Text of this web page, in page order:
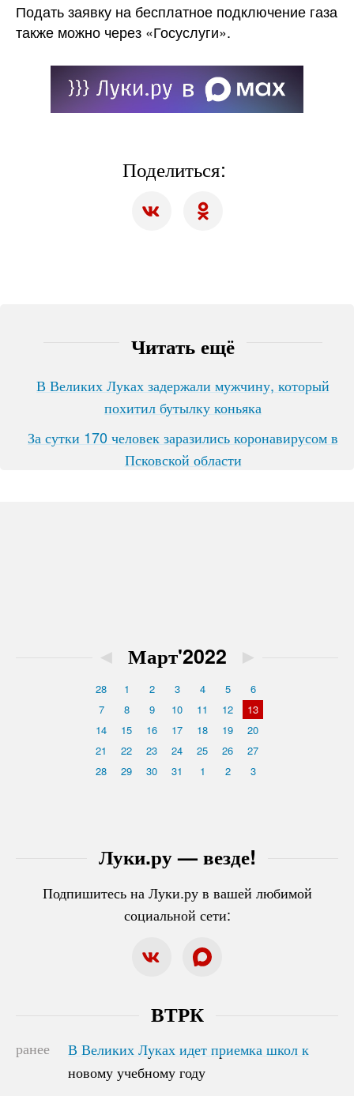
Подать заявку на бесплатное подключение газа
также можно через «Госуслуги».
Поделиться:
Читать ещё
В Великих Луках задержали мужчину, который
похитил бутылку коньяка
За сутки 170 человек заразились коронавирусом в
Псковской области
Луки.ру — везде!
Подпишитесь на Луки.ру в вашей любимой
социальной сети:
◄ Март'2022 ►
28 1 2 3 4 5
6
7
8 9 10 11 12
13
14
15 16 17 18 19
20
21
22 23 24 25 26
27
28
29 30 31 1 2 3
ВТРК
ранее
В Великих Луках идет приемка школ к
новому учебному году
В Великих Луках идет приемка школ к
новому учебному году